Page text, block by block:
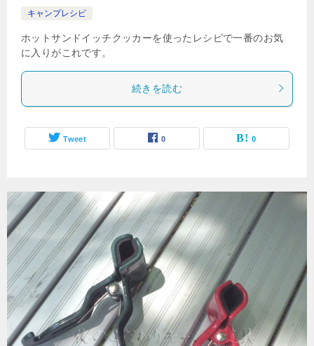
キャンプレシピ
ホットサンドイッチクッカーを使ったレシピで一番のお気
に入りがこれです。
続きを読む
Tweet 0 0